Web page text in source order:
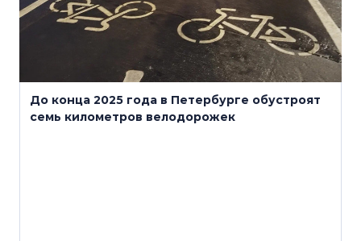
До конца 2025 года в Петербурге обустроят
семь километров велодорожек